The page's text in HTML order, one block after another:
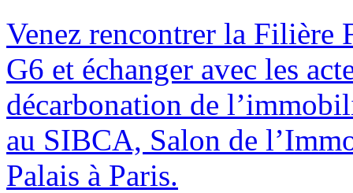
Venez rencontrer la Filière
G6 et échanger avec les
décarbonation de
au SIBCA, Salon de
Palais à Paris.